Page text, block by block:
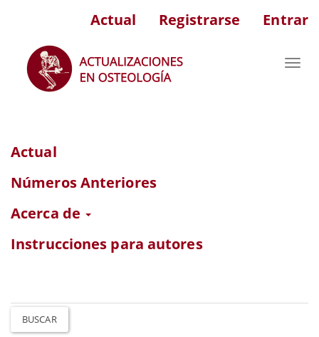
Contenido
principal
Barra
Actual Registrarse Entrar
Actual
Números Anteriores
Acerca de
Instrucciones para autores
BUSCAR